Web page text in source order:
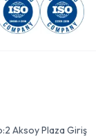
Aksoy Plaza Giriş